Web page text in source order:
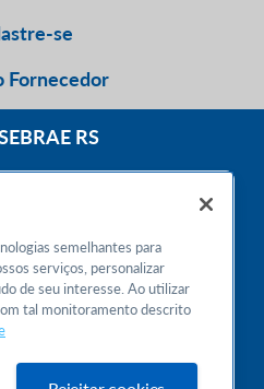
se
Fornecedor
RS
24h
WhatsApp
das 9h às 18h
semelhantes para
serviços, personalizar
de seu interesse. Ao utilizar
tal monitoramento descrito